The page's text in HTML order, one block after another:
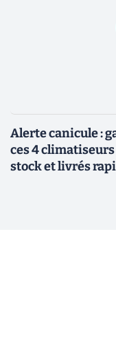
Alerte canicule :
ces 4
stock et livrés